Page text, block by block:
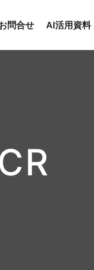
問合せ AI活用資料